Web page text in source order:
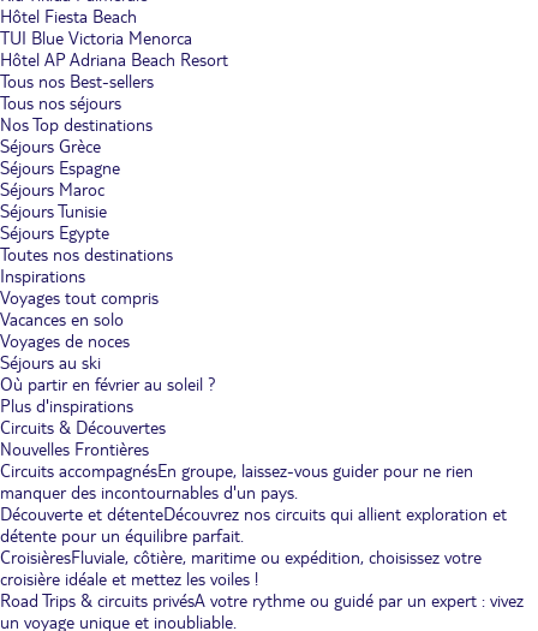
Hôtel Fiesta Beach
TUI Blue Victoria Menorca
Hôtel AP Adriana Beach Resort
Tous nos Best-sellers
Tous nos séjours
Nos Top destinations
Séjours Grèce
Séjours Espagne
Séjours Maroc
Séjours Tunisie
Séjours Egypte
Toutes nos destinations
Inspirations
Voyages tout compris
Vacances en solo
Voyages de noces
Séjours au ski
Où partir en février au soleil ?
Plus d'inspirations
Circuits & Découvertes
Nouvelles Frontières
Circuits accompagnésEn groupe, laissez-vous guider pour ne rien
manquer des incontournables d'un pays.
Découverte et détenteDécouvrez nos circuits qui allient exploration et
détente pour un équilibre parfait.
CroisièresFluviale, côtière, maritime ou expédition, choisissez votre
croisière idéale et mettez les voiles !
Road Trips & circuits privésA votre rythme ou guidé par un expert : vivez
un voyage unique et inoubliable.